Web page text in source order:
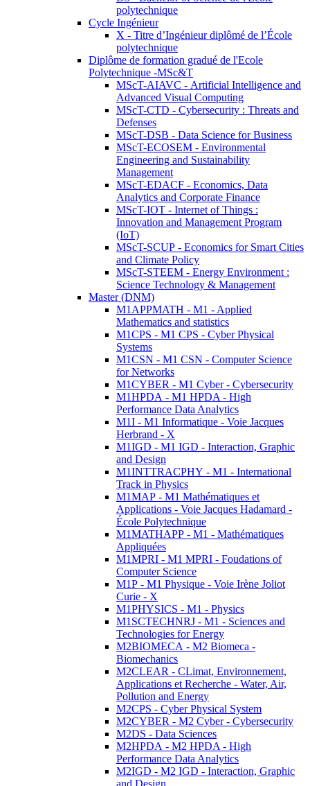
polytechnique
Cycle Ingénieur
X - Titre d’Ingénieur diplômé de l’École
polytechnique
Diplôme de formation gradué de l'Ecole
Polytechnique -MSc&T
MScT-AIAVC - Artificial Intelligence and
Advanced Visual Computing
MScT-CTD - Cybersecurity : Threats and
Defenses
MScT-DSB - Data Science for Business
MScT-ECOSEM - Environmental
Engineering and Sustainability
Management
MScT-EDACF - Economics, Data
Analytics and Corporate Finance
MScT-IOT - Internet of Things :
Innovation and Management Program
(IoT)
MScT-SCUP - Economics for Smart Cities
and Climate Policy
MScT-STEEM - Energy Environment :
Science Technology & Management
Master (DNM)
M1APPMATH - M1 - Applied
Mathematics and statistics
M1CPS - M1 CPS - Cyber Physical
Systems
M1CSN - M1 CSN - Computer Science
for Networks
M1CYBER - M1 Cyber - Cybersecurity
M1HPDA - M1 HPDA - High
Performance Data Analytics
M1I - M1 Informatique - Voie Jacques
Herbrand - X
M1IGD - M1 IGD - Interaction, Graphic
and Design
M1INTTRACPHY - M1 - International
Track in Physics
M1MAP - M1 Mathématiques et
Applications - Voie Jacques Hadamard -
École Polytechnique
M1MATHAPP - M1 - Mathématiques
Appliquées
M1MPRI - M1 MPRI - Foudations of
Computer Science
M1P - M1 Physique - Voie Irène Joliot
Curie - X
M1PHYSICS - M1 - Physics
M1SCTECHNRJ - M1 - Sciences and
Technologies for Energy
M2BIOMECA - M2 Biomeca -
Biomechanics
M2CLEAR - CLimat, Environnement,
Applications et Recherche - Water, Air,
Pollution and Energy
M2CPS - Cyber Physical System
M2CYBER - M2 Cyber - Cybersecurity
M2DS - Data Sciences
M2HPDA - M2 HPDA - High
Performance Data Analytics
M2IGD - M2 IGD - Interaction, Graphic
and Design